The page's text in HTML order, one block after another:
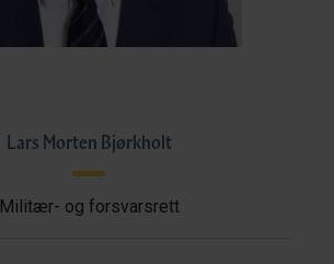
Lars Morten Bjørkholt
Militær- og forsvarsrett